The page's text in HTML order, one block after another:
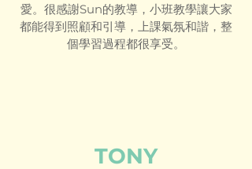
愛。很感謝Sun的教導，小班教學讓大家
都能得到照顧和引導，上課氣氛和諧，整
個學習過程都很享受。
TONY